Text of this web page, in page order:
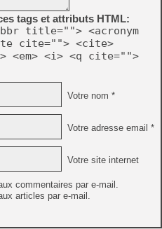
tags et attributs HTML:
title=""> <acronym
cite=""> <cite>
<em> <i> <q cite="">
Votre nom *
Votre adresse email *
Votre site internet
commentaires par e-mail.
articles par e-mail.